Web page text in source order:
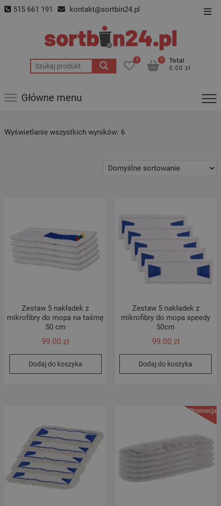
Skip 515 661 191 kontakt@sortbin24.pl
Szukaj:
0
Total
0.00 zł
0
Główne menu
Wyświetlanie wszystkich wyników: 6
Zestaw 5 nakładek z
mikrofibry do mopa na taśmę
50 cm
99.00zł
Dodaj do koszyka
Zestaw 5 nakładek z
mikrofibry do mopa speedy
50cm
99.00 zł
Dodaj do koszyka
Promocja!